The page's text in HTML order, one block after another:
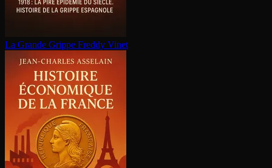
La Grande Grippe Freddy Vinet